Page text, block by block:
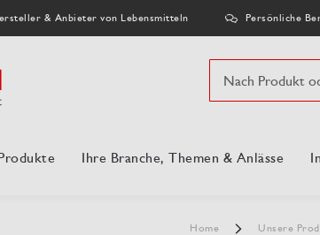
& Anbieter von Lebensmitteln Persönliche
Ihre Branche, Themen & Anlässe
Home Unsere